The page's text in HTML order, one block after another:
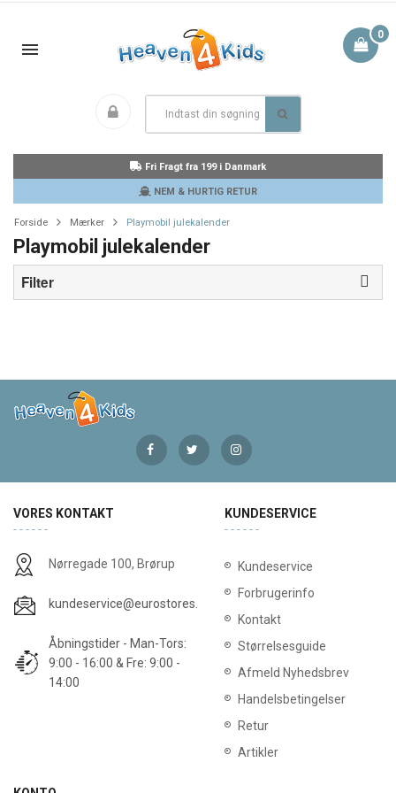
0
Fri Fragt fra 199 i Danmark
NEM & HURTIG RETUR
Forside Mærker Playmobil julekalender
Playmobil julekalender
Filter
VORES KONTAKT
Nørregade 100, Brørup
kundeservice@eurostores.dk
Åbningstider - Man-Tors:
9:00 - 16:00 & Fre: 9:00 -
14:00
KUNDESERVICE
Kundeservice
Forbrugerinfo
Kontakt
Størrelsesguide
Afmeld Nyhedsbrev
Handelsbetingelser
Retur
Artikler